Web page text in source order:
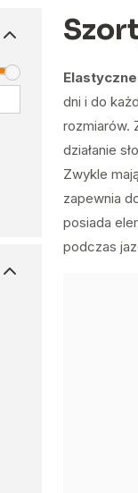
dni i do
rozmiarów.
działanie
Zwykle
zapewnia
posiada
podczas